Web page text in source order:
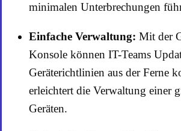
minimalen Unterbrechungen
Einfache Verwaltung: Mit der
Konsole können IT-Teams
Geräterichtlinien aus der Ferne
erleichtert die Verwaltung einer
Geräten.